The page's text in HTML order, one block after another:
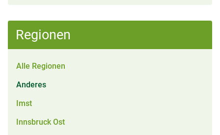
Regionen
Alle Regionen
Anderes
Imst
Innsbruck Ost